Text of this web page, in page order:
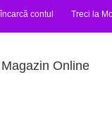
contul Treci la
Magazin Online